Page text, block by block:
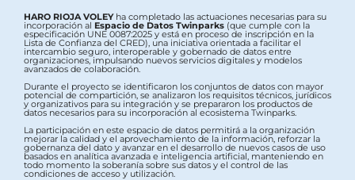
HARO RIOJA VOLEYha completado las actuaciones necesarias para su
incorporación al Espacio de Datos Twinparks (que cumple con la
especificación UNE 0087:2025 y está en proceso de inscripción en la
Lista de Confianza del CRED), una iniciativa orientada a facilitar el
intercambio seguro, interoperable y gobernado de datos entre
organizaciones, impulsando nuevos servicios digitales y modelos
avanzados de colaboración.
Durante el proyecto se identificaron los conjuntos de datos con mayor
potencial de compartición, se analizaron los requisitos técnicos, jurídicos
y organizativos para su integración y se prepararon los productos de
datos necesarios para su incorporación al ecosistema Twinparks.
La participación en este espacio de datos permitirá a la organización
mejorar la calidad y el aprovechamiento de la información, reforzar la
gobernanza del dato y avanzar en el desarrollo de nuevos casos de uso
basados en analítica avanzada e inteligencia artificial, manteniendo en
todo momento la soberanía sobre sus datos y el control de las
condiciones de acceso y utilización.